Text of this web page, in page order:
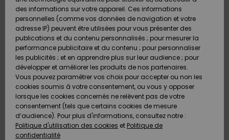
& Tongs
Surf
Snow
Nouveautés
& Tongs
Surf
Snow
Nouveautés
Découvrir
Snow
SURF
Highlights
Communauté
SNOW
Snow
Shop
Femme
A
Découvrir
Communauté
OUTLET
Outlet
Femme
AIDE &
CONTACT
Paiement
Carte
Cadeau
Quiksilver
Freedom
Protection
des
MAGASINS
des informations sur votre appareil. Ces informations
personnelles (comme vos données de navigation et votre
adresse IP) peuvent être utilisées pour vous présenter des
publications et du contenu personnalisés ; pour mesurer la
performance publicitaire et du contenu ; pour personnaliser
les publicités ; et en apprendre plus sur leur audience ; pour
développer et améliorer les produits de nos partenaires.
Vous pouvez paramétrer vos choix pour accepter ou non les
cookies soumis à votre consentement, ou vous y opposer
lorsque les cookies concernés ne relèvent pas de votre
consentement (tels que certains cookies de mesure
d’audience). Pour plus d'informations, consultez notre :
Politique d'utilisation des cookies et Politique de
confidentialité